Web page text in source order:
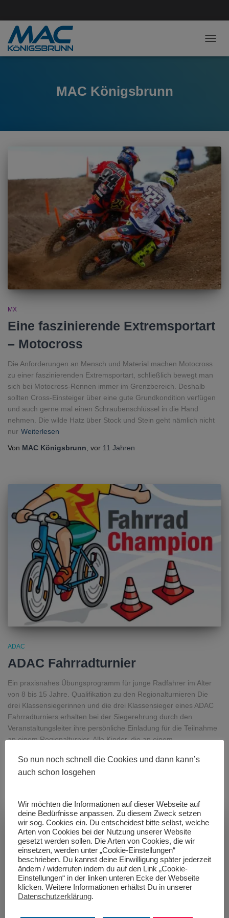
MAC Königsbrunn
MX
Eine faszinierende Extremsportart
– Motocross
Die Anforderungen an Mensch und Material machen Motocross
zu einer faszinierenden Extremsportart, schließlich bewegt man
sich bei Motocross-Rennen immer im Grenzbereich. Deshalb
sollten Cross-Einsteiger über eine gute Grundkondition verfügen
und auch gerne mal einen Schraubenschlüssel in die Hand
nehmen. Die wilde Hatz über Stock und Stein geht nämlich nicht
nur Weiterlesen
Von MAC Königsbrunn , vor 11 Jahren
ADAC
ADAC Fahrradturnier
Ein praxisnahes Übungsprogramm für junge Radfahrer im Alter
von 8 bis 15 Jahre. Qualifikation zu den Regionalturnieren Die
drei Klassensiegerinnen und die drei Klassensieger eines ADAC
Fahrradturniers erhalten bei der Siegerehrung durch den
Veranstaltungsleiter ihre persönliche Einladung für die Teilnahme
an einem Regionalturnier. Alle Kinder, die an einem
MAC Königsbrunn
So nun noch schnell die Cookies und dann kann’s
auch schon losgehen
Wir möchten die Informationen auf dieser Webseite auf
deine Bedürfnisse anpassen. Zu diesem Zweck setzen
wir sog. Cookies ein. Du entscheidest bitte selbst, welche
Arten von Cookies bei der Nutzung unserer Website
gesetzt werden sollen. Die Arten von Cookies, die wir
einsetzen, werden unter „Cookie-Einstellungen“
beschrieben. Du kannst deine Einwilligung später jederzeit
ändern / widerrufen indem du auf den Link „Cookie-
Einstellungen“ in der linken unteren Ecke der Webseite
klicken. Weitere Informationen erhältst Du in unserer
Datenschutzerklärung.